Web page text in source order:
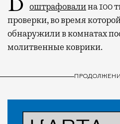
оштрафовалина 100
проверки, во время
обнаружили в комнатах
молитвенные коврики.